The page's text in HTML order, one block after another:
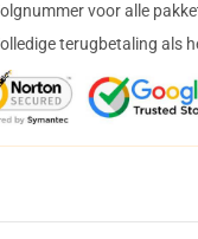
voor alle
terugbetaling als